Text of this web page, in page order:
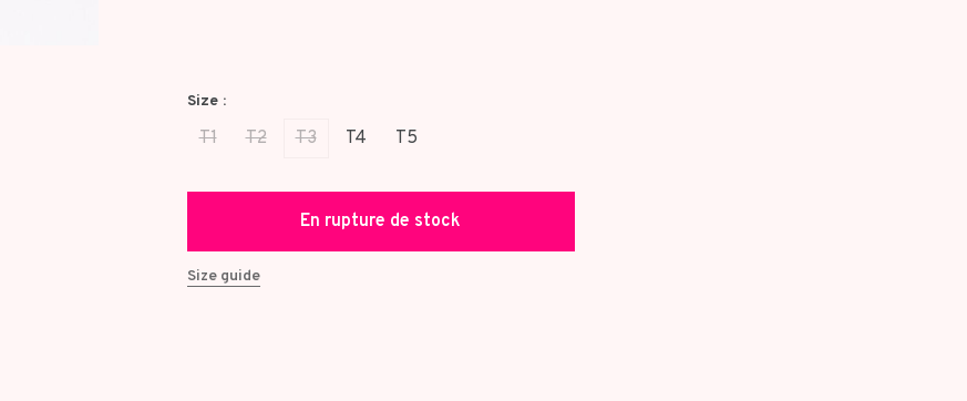
Size :
T1 T2 T3 T4 T5
En rupture de stock
Size guide